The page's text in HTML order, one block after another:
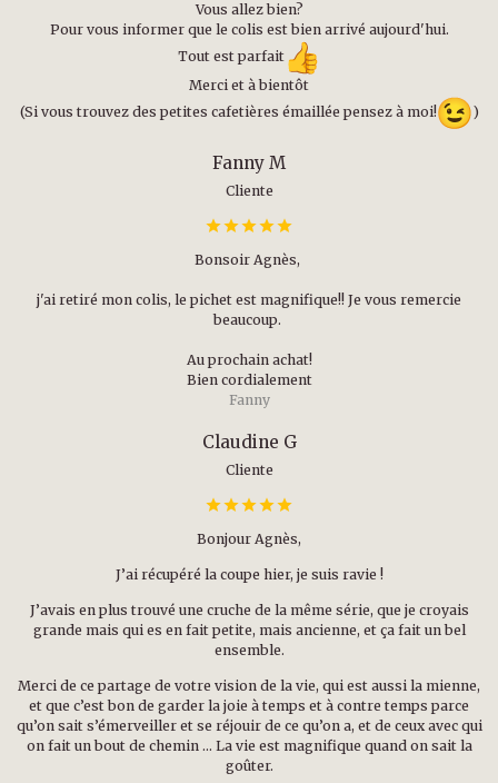
Vous allez bien?
Pour vous informer que le colis est bien arrivé aujourd'hui.
Tout est parfait
Merci et à bientôt
(Si vous trouvez des petites cafetières émaillée pensez à moi!
)
Fanny M
Cliente
Bonsoir Agnès,
j'ai retiré mon colis, le pichet est magnifique!! Je vous remercie
beaucoup.
Au prochain achat!
Bien cordialement
Fanny
Claudine G
Cliente
Bonjour Agnès,
J’ai récupéré la coupe hier, je suis ravie !
J’avais en plus trouvé une cruche de la même série, que je croyais
grande mais qui es en fait petite, mais ancienne, et ça fait un bel
ensemble.
Merci de ce partage de votre vision de la vie, qui est aussi la mienne,
et que c’est bon de garder la joie à temps et à contre temps parce
qu’on sait s’émerveiller et se réjouir de ce qu’on a, et de ceux avec qui
on fait un bout de chemin … La vie est magnifique quand on sait la
goûter.